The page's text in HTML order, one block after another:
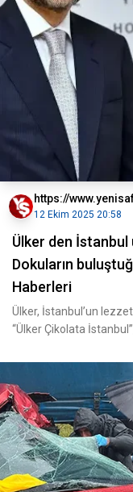
https://
12 Ekim 2025 20:58
Ülker den İstanbul
Dokuların
Haberleri
Ülker, İstanbul’un
“Ülker Çikolata